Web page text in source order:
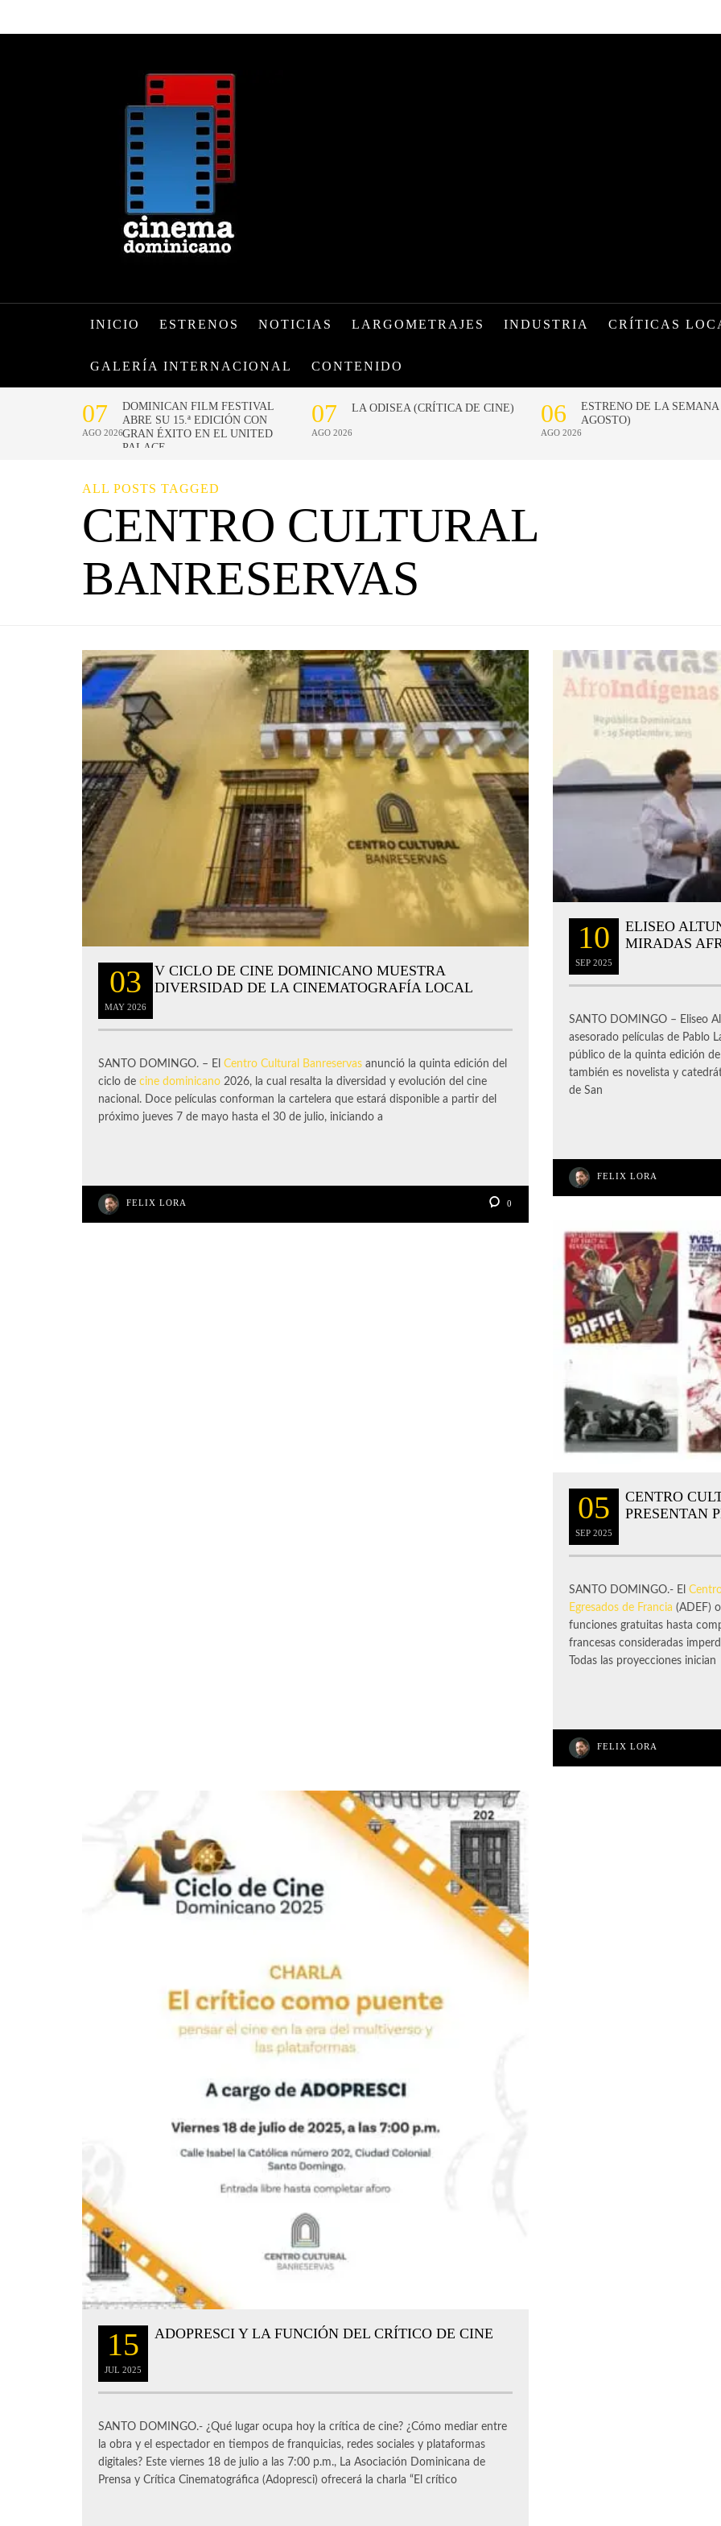
INICIO ESTRENOS NOTICIAS LARGOMETRAJES INDUSTRIA CRÍTICAS
GALERÍA INTERNACIONAL CONTENIDO
ALL POSTS TAGGED
CENTRO CULTURAL
BANRESERVAS
03
MAY 2026
V CICLO DE CINE DOMINICANO MUESTRA
DIVERSIDAD DE LA CINEMATOGRAFÍA LOCAL
SANTO DOMINGO. – El Centro Cultural Banreservas anunció la quinta edición del
ciclo de cine dominicano 2026, la cual resalta la diversidad y evolución del cine
nacional. Doce películas conforman la cartelera que estará disponible a partir del
próximo jueves 7 de mayo hasta el 30 de julio, iniciando a
FELIX LORA 0
10
SEP 2025
ELISEO
MIRADAS
SANTO DOMINGO – Eliseo
asesorado películas de Pablo
público de la quinta edición
también es novelista y
de San
FELIX LORA
05
SEP 2025
CENTRO
PRESENTAN
SANTO DOMINGO.- El
Egresados de Francia (ADEF)
funciones gratuitas hasta
francesas consideradas
Todas las proyecciones inician
FELIX LORA
15
JUL 2025
ADOPRESCI Y LA FUNCIÓN DEL CRÍTICO DE CINE
SANTO DOMINGO.- ¿Qué lugar ocupa hoy la crítica de cine? ¿Cómo mediar entre
la obra y el espectador en tiempos de franquicias, redes sociales y plataformas
digitales? Este viernes 18 de julio a las 7:00 p.m., La Asociación Dominicana de
Prensa y Crítica Cinematográfica (Adopresci) ofrecerá la charla “El crítico